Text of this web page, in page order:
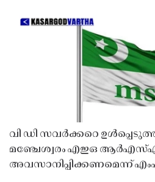
വി ഡി സവർക്കറെ
മഞ്ചേശ്വരം എഇഒ
അവസാനിപ്പിക്കണമെന്ന്